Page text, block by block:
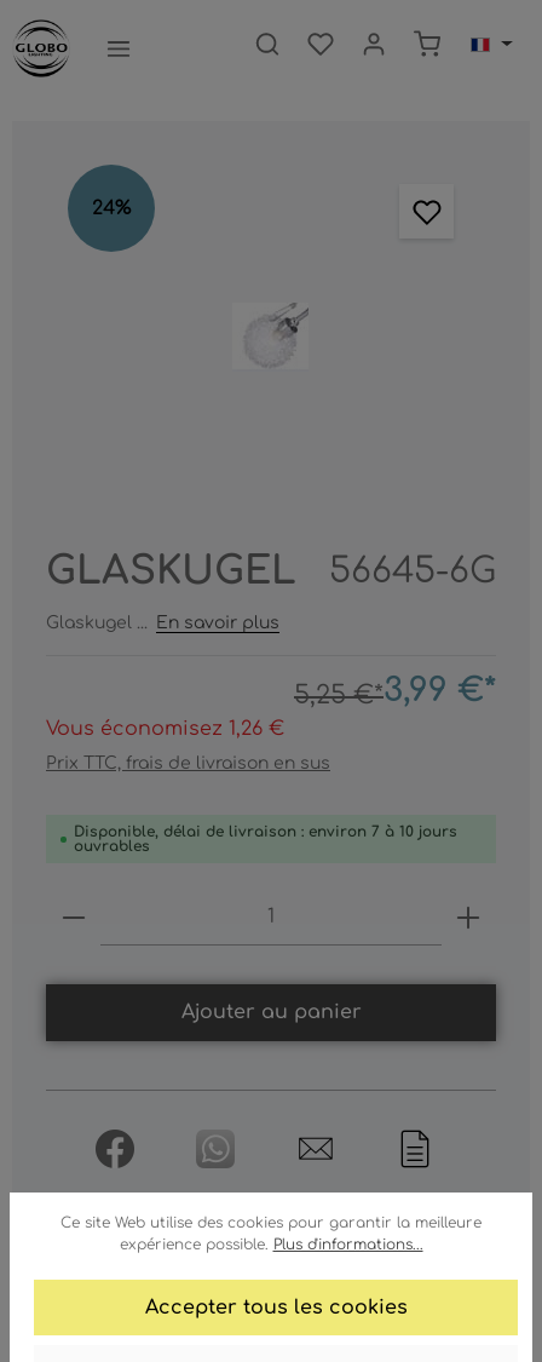
Ce site Web utilise des cookies pour garantir la meilleure
expérience possible. Plus d'informations...
Accepter tous les cookies
principal Le panier
Ignorer la galerie d'images
24%
GLASKUGEL 56645-6G
Glaskugel ... En savoir plus
5,25 €*3,99 €*
Vous économisez 1,26 €
Prix TTC, frais de livraison en sus
Disponible, délai de livraison : environ 7 à 10 jours
ouvrables
Produkt Anzahl: Gib den
Ajouter au panier
GLASKUGEL